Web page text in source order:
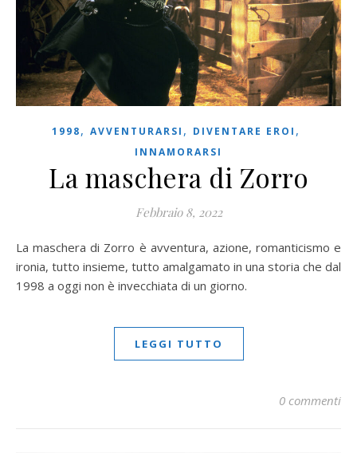
1998, AVVENTURARSI , DIVENTARE EROI ,
INNAMORARSI
La maschera di Zorro
Febbraio 8, 2022
La maschera di Zorro è avventura, azione, romanticismo e
ironia, tutto insieme, tutto amalgamato in una storia che dal
1998 a oggi non è invecchiata di un giorno.
LEGGI TUTTO
0 commenti